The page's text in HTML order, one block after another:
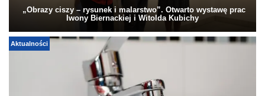
„Obrazy ciszy – rysunek i malarstwo”. Otwarto wystawę prac
Iwony Biernackiej i Witolda Kubichy
Aktualności